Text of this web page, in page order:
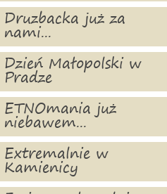
Druzbacka już za
nami...
Dzień Małopolski w
Pradze
ETNOmania już
niebawem...
Extremalnie w
Kamienicy